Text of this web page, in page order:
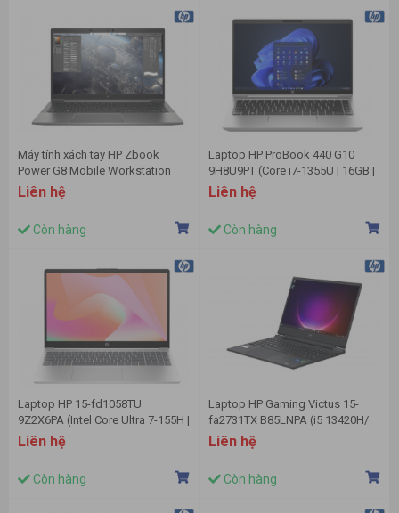
Máy tính xách tay HP Zbook
Power G8 Mobile Workstation
33D91AV (Core i5-11500H | 16GB
| 512GB | T600 4G | 15.6 inch FHD
Liên hệ
Còn hàng
Laptop HP ProBook 440 G10
9H8U9PT (Core i7-1355U | 16GB |
512GB | 14 inch FHD | Win11 |
Liên hệ
Còn hàng
Laptop HP 15-fd1058TU
9Z2X6PA (Intel Core Ultra 7-155H |
16GB | 1TB | Intel Arc | 15.6 inch
FHD | Win 11 | Bạc)
Liên hệ
Còn hàng
Laptop HP Gaming Victus 15-
fa2731TX B85LNPA (i5 13420H/
16GB/ 512GB SSD/ RTX 3050
6Gb/ 15.6 inch FHD/ 144Hz/
Liên hệ
Còn hàng